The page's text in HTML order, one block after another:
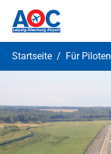
Startseite Für Piloten